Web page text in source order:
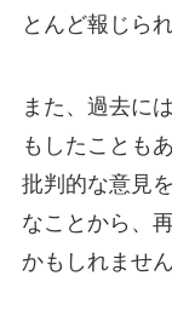
とんど報じら
また、過去に
もしたことも
批判的な意見
なことから、
かもしれません